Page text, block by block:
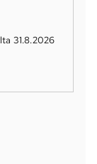
31.8.2026